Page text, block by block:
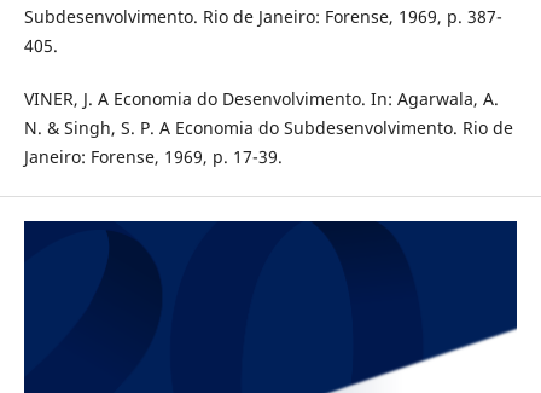
Subdesenvolvimento. Rio de Janeiro: Forense, 1969, p. 387-
405.
VINER, J. A Economia do Desenvolvimento. In: Agarwala, A.
N. & Singh, S. P. A Economia do Subdesenvolvimento. Rio de
Janeiro: Forense, 1969, p. 17-39.